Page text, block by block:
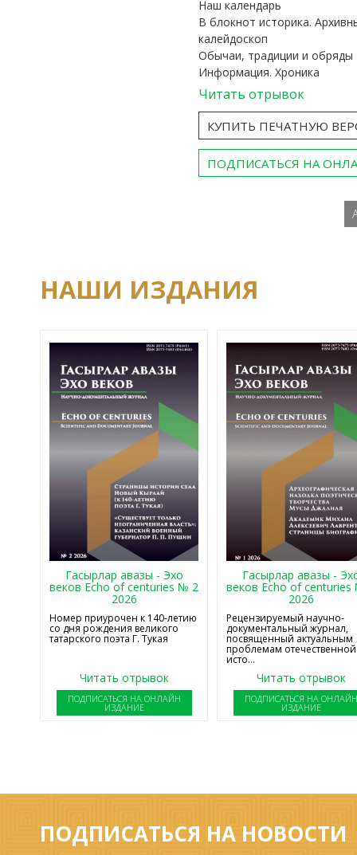
Наш календарь
В блокнот историка.
калейдоскоп
Обычаи, традиции и обряды
Информация. Хроника
Читать отрывок
КУПИТЬ ПЕЧАТНУЮ
ПОДПИСАТЬСЯ НА
НАШИ ИЗДАНИЯ
Гасырлар авазы - Эхо
веков Echo of centuries № 2
2026
Номер приурочен к 140-летию
со дня рождения великого
татарского поэта Г. Тукая
Читать отрывок
ПОДПИСАТЬСЯ НА ОНЛАЙН
ИЗДАНИЕ
Гасырлар авазы -
веков Echo of
2026
Рецензируемый научно-
документальный журнал,
посвященный актуальным
проблемам отечественной
исто...
Читать отрывок
ПОДПИСАТЬСЯ НА
ИЗДАНИЕ
ПОДПИСАТЬСЯ НА НОВОСТИ